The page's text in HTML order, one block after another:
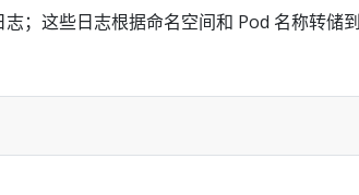
；这些日志根据命名空间和 Pod 名称转储